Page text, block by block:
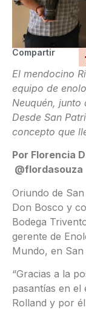
Compartir
El mendocino
equipo de
Neuquén, junto
Desde San
concepto que
Por Florencia
@flordasouza
Oriundo de
Don Bosco y
Bodega
gerente de
Mundo, en
“Gracias a la
pasantías en
Rolland y por